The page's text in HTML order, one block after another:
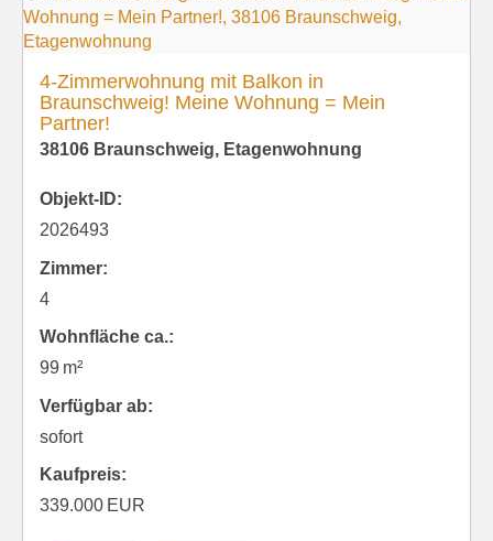
4-Zimmerwohnung mit Balkon in
Braunschweig! Meine Wohnung = Mein
Partner!
38106 Braunschweig, Etagenwohnung
Objekt-ID:
2026493
Zimmer:
4
Wohnfläche ca.:
99 m²
Verfügbar ab:
sofort
Kaufpreis:
339.000 EUR